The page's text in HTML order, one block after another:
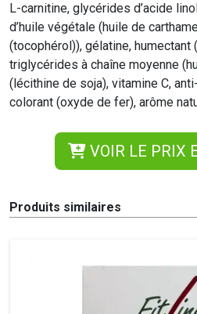
L-carnitine, glycérides d’acide
d’huile végétale (huile de
(tocophérol)), gélatine, humectant
triglycérides à chaîne moyenne
(lécithine de soja), vitamine C,
colorant (oxyde de fer), arôme
VOIR LE PRIX
Produits similaires